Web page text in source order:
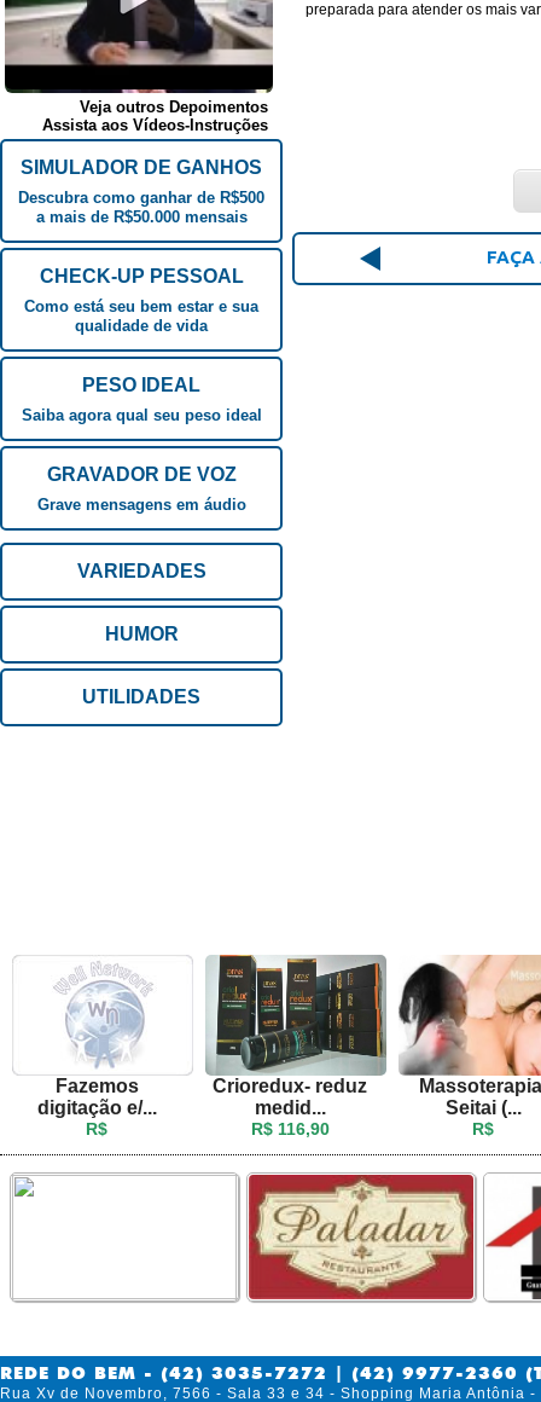
Veja outros Depoimentos
Assista aos Vídeos-Instruções
SIMULADOR DE GANHOS
Descubra como ganhar de R$500
a mais de R$50.000 mensais
CHECK-UP PESSOAL
Como está seu bem estar e sua
qualidade de vida
PESO IDEAL
Saiba agora qual seu peso ideal
GRAVADOR DE VOZ
Grave mensagens em áudio
VARIEDADES
HUMOR
UTILIDADES
preparada para atender os mais
FAÇA
Fazemos
digitação e/...
R$
Crioredux- reduz
medid...
R$ 116,90
Seitai (...
R$
REDE DO BEM - (42) 3035-7272 | (42) 9977-2360
Rua Xv de Novembro, 7566 - Sala 33 e 34 - Shopping Maria Antônia -